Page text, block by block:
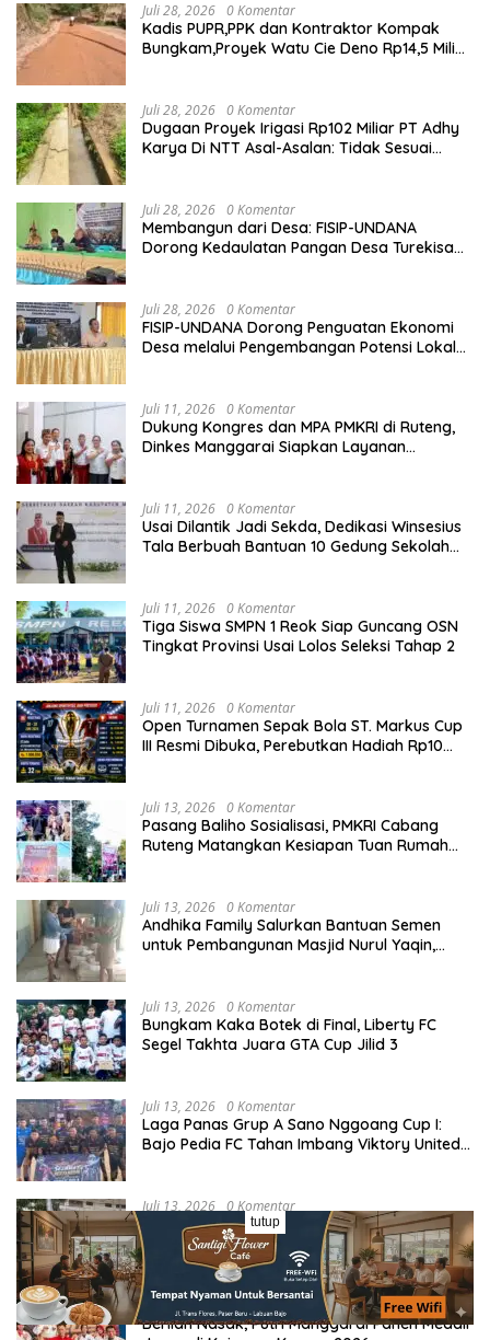
Juli 28, 2026 0 Komentar
Kadis PUPR,PPK dan Kontraktor Kompak
Bungkam,Proyek Watu Cie Deno Rp14,5 Miliar
Juli 28, 2026 0 Komentar
Dugaan Proyek Irigasi Rp102 Miliar PT Adhy
Karya Di NTT Asal-Asalan: Tidak Sesuai
Juli 28, 2026 0 Komentar
Membangun dari Desa: FISIP-UNDANA
Dorong Kedaulatan Pangan Desa Turekisa
Juli 28, 2026 0 Komentar
FISIP-UNDANA Dorong Penguatan Ekonomi
Desa melalui Pengembangan Potensi Lokal
Juli 11, 2026 0 Komentar
Dukung Kongres dan MPA PMKRI di Ruteng,
Dinkes Manggarai Siapkan Layanan
Juli 11, 2026 0 Komentar
Usai Dilantik Jadi Sekda, Dedikasi Winsesius
Tala Berbuah Bantuan 10 Gedung Sekolah
Juli 11, 2026 0 Komentar
Tiga Siswa SMPN 1 Reok Siap Guncang OSN
Tingkat Provinsi Usai Lolos Seleksi Tahap 2
Juli 11, 2026 0 Komentar
Open Turnamen Sepak Bola ST. Markus Cup
III Resmi Dibuka, Perebutkan Hadiah Rp10
Juli 13, 2026 0 Komentar
Pasang Baliho Sosialisasi, PMKRI Cabang
Ruteng Matangkan Kesiapan Tuan Rumah
Juli 13, 2026 0 Komentar
Andhika Family Salurkan Bantuan Semen
untuk Pembangunan Masjid Nurul Yaqin,
Juli 13, 2026 0 Komentar
Bungkam Kaka Botek di Final, Liberty FC
Segel Takhta Juara GTA Cup Jilid 3
Juli 13, 2026 0 Komentar
Laga Panas Grup A Sano Nggoang Cup I:
Bajo Pedia FC Tahan Imbang Viktory United
Juli 13, 2026 0 Komentar
Kabulkan Aduan Warga, Komnas HAM
Desak TNI Hentikan Aktivitas di Lahan
Sengketa Tonggurambang
Juli 14, 2026
Berlian Nasak, Putri Manggarai Panen Medali
tutup